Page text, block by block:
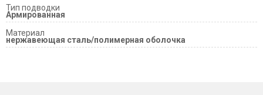
Тип подводки
Армированная
Материал
нержавеющая сталь/полимерная оболочка